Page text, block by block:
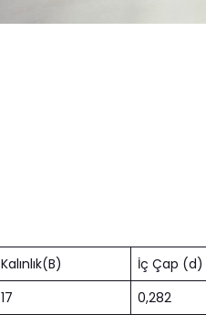
Kalınlık(B) İç Çap (d)
17 0,282